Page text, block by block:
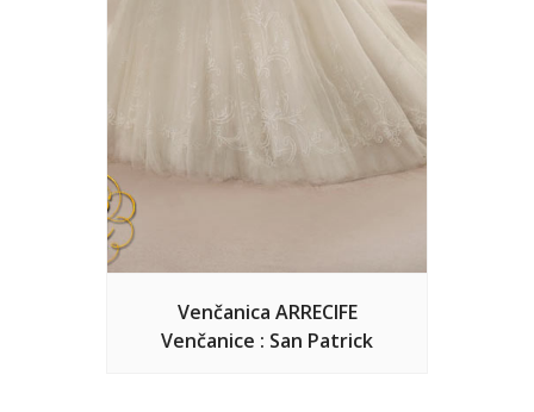
Venčanica ARRECIFE
Venčanice : San Patrick